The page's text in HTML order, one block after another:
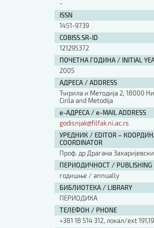
-
ISSN
1451-9739
COBISS.SR-ID
121295372
ПОЧЕТНА ГОДИНА / INITIAL
2005
АДРЕСА / ADDRESS
Ћирила и Методија 2, 18000
Cirila and Metodija
е-АДРЕСА / e-MAIL ADDRESS
godisnjak@filfak.ni.ac.rs
УРЕДНИК / EDITOR –
COORDINATOR
Проф. др Драгана Захаријевски
ПЕРИОДИЧНОСТ / PUBLISHING
годишње / annually
БИБЛИОТЕКА / LIBRARY
ПЕРИОДИКА
ТЕЛЕФОН / PHONE
+381 18 514 312, локал/ext